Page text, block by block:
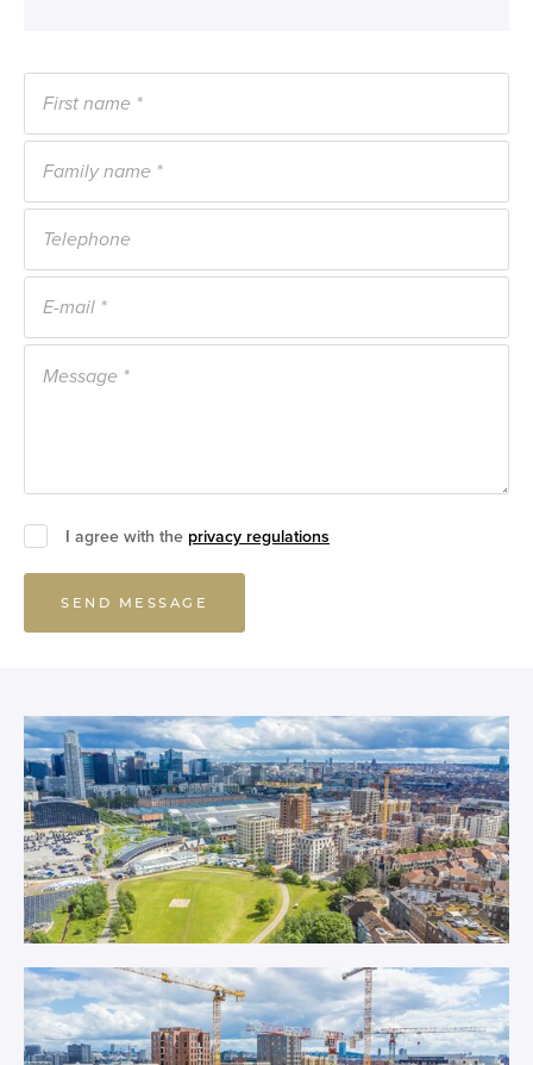
I agree with the privacy regulations
SEND MESSAGE